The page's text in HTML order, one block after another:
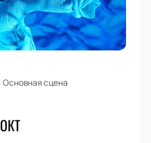
Основная сцена
ОКТ